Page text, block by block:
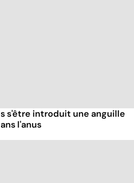
s'être introduit une anguille
l'anus